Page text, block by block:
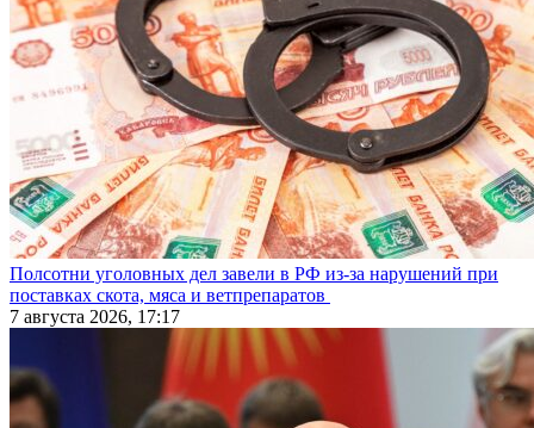
Полсотни уголовных дел завели в РФ из-за нарушений при
поставках скота, мяса и ветпрепаратов
7 августа 2026, 17:17